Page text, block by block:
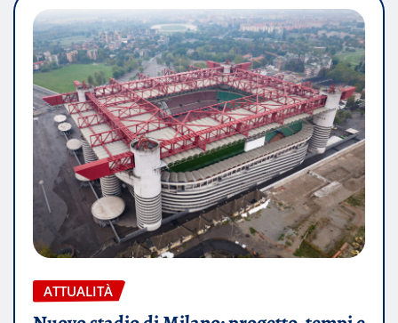
ATTUALITÀ